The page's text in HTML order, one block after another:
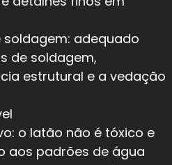
adequado
de soldagem,
estrutural e a vedação
o latão não é tóxico e
aos padrões de água